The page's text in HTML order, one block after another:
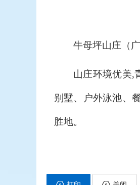
牛母坪山庄（
山庄环境优美,
别墅、户外泳池、
胜地。